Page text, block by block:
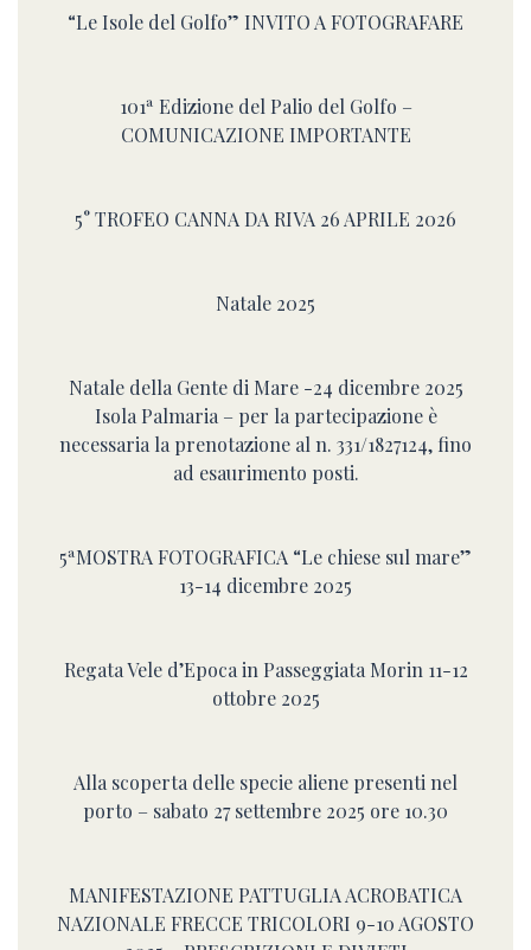
“Le Isole del Golfo” INVITO A FOTOGRAFARE
101ª Edizione del Palio del Golfo –
COMUNICAZIONE IMPORTANTE
5° TROFEO CANNA DA RIVA 26 APRILE 2026
Natale 2025
Natale della Gente di Mare -24 dicembre 2025
Isola Palmaria – per la partecipazione è
necessaria la prenotazione al n. 331/1827124, fino
ad esaurimento posti.
5ªMOSTRA FOTOGRAFICA “Le chiese sul mare”
13-14 dicembre 2025
Regata Vele d’Epoca in Passeggiata Morin 11-12
ottobre 2025
Alla scoperta delle specie aliene presenti nel
porto – sabato 27 settembre 2025 ore 10.30
MANIFESTAZIONE PATTUGLIA ACROBATICA
NAZIONALE FRECCE TRICOLORI 9-10 AGOSTO